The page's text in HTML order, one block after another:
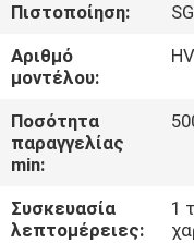
ΠΟΙΟΤΙΚΌΣ
ΈΛΕΓΧΟΣ
SITEMAP
PRIVACY
Πιστοποίηση:
Αριθμό
μοντέλου:
Ποσότητα
παραγγελίας
min:
Συσκευασία
λεπτομέρειες:
1